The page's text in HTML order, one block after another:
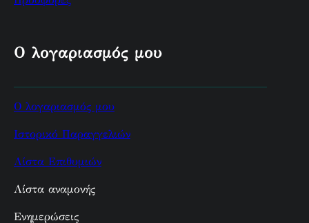
Ο λογαριασμός μου
Ο λογαριασμός μου
Ιστορικό Παραγγελιών
Λίστα Επιθυμιών
Λίστα αναμονής
Ενημερώσεις